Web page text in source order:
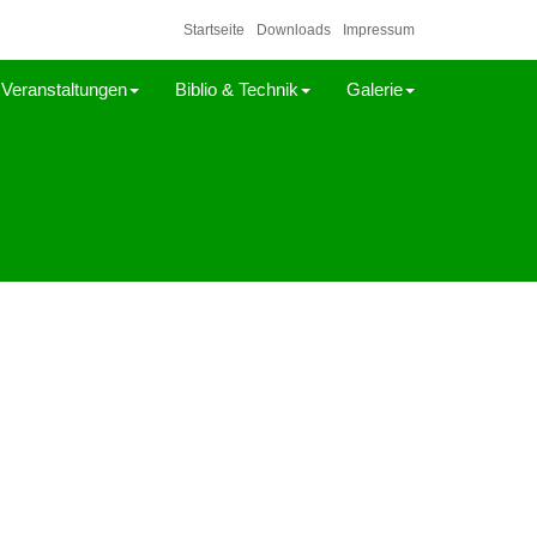
Biblio & Technik Galerie
Startseite Downloads Impressum